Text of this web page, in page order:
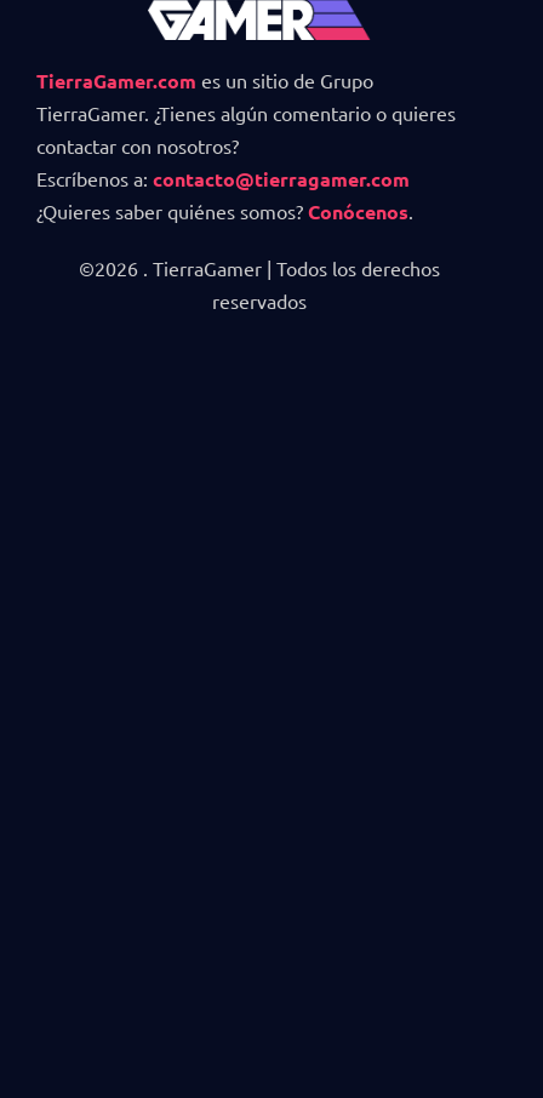
TierraGamer.com es un sitio de Grupo
TierraGamer. ¿Tienes algún comentario o quieres
contactar con nosotros?
Escríbenos a: contacto@tierragamer.com
¿Quieres saber quiénes somos? Conócenos
©2026 . TierraGamer | Todos los derechos
reservados